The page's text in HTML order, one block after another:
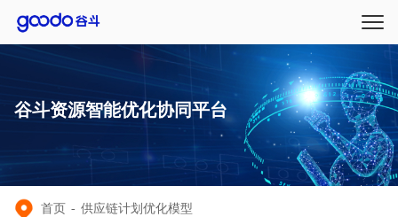
谷斗资源智能优化协同平台
首页 - 供应链计划优化模型